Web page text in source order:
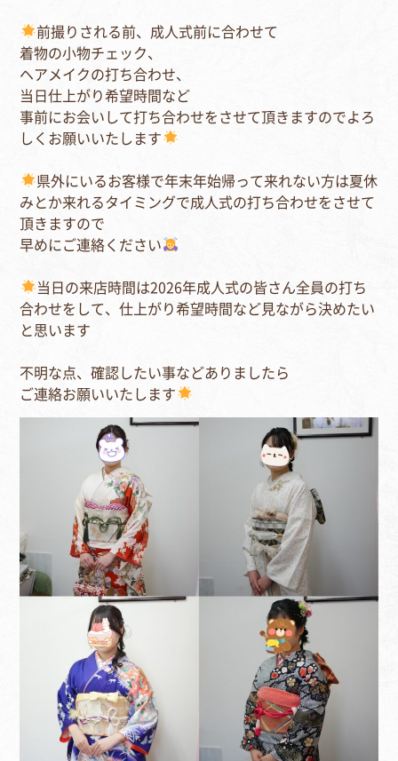
前撮りされる前、成人式前に合わせて⁣
着物の小物チェック、⁣
ヘアメイクの打ち合わせ、⁣
当日仕上がり希望時間など⁣
事前にお会いして打ち合わせをさせて頂きますのでよろ
しくお願いいたします
県外にいるお客様で年末年始帰って来れない方は夏休
みとか来れるタイミングで成人式の打ち合わせをさせて
頂きますので⁣
早めにご連絡ください
当日の来店時間は2026年成人式の皆さん全員の打ち
合わせをして、仕上がり希望時間など見ながら決めたい
と思います⁣
不明な点、確認したい事などありましたら⁣
ご連絡お願いいたします